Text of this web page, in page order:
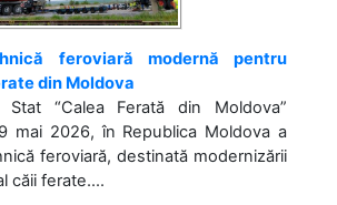
feroviară modernă pentru
din Moldova
“Calea Ferată din Moldova”
mai 2026, în Republica Moldova a
feroviară, destinată modernizării
căii ferate....